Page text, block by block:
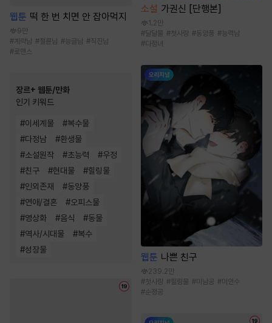
웹툰 떡 한 번 치면 안 잡아먹지
9만
# 계략남 #절륜남 #능글남 #직진남
#로맨스
장르+ 웹툰/만화
인기 키워드
#이세계물 #복수물
#다정남 #환생물
#소설원작 #초능력 #우정
#친구 #현대물 #힐링물
#인외존재 #동양풍
#연애/결혼 #오피스물
#영상화 #음식 #동물
#역사/시대물 #복수
#성장물
소설 가권신 [단행본]
1.2만
#달달물 #첫사랑 #동양풍 #능력남
#다정녀
웹툰 나쁜 친구
239.2만
#첫사랑 #힐링물 #미남공 #미인수
#순정공